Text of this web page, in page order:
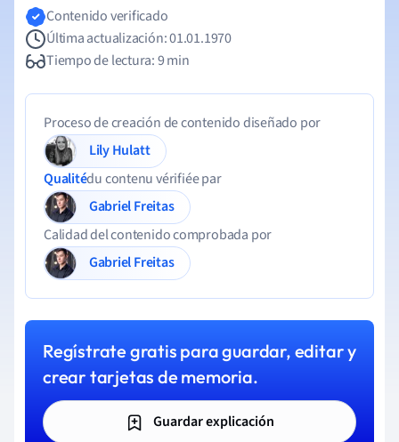
Contenido verificado
Última actualización: 01.01.1970
Tiempo de lectura: 9 min
Proceso de creación de contenido diseñado por
Lily Hulatt
Qualitédu contenu vérifiée par
Gabriel Freitas
Calidad del contenido comprobada por
Gabriel Freitas
Regístrate gratis para guardar, editar y
crear tarjetas de memoria.
Guardar explicación